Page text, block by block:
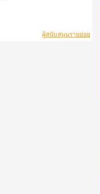
ผู้สนับสนุนรายย่อย